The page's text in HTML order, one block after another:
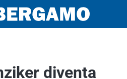
diventa